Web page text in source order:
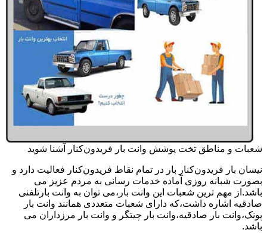
شعبات و مناطق تخت پوشش وانت بار فریدون‌کنار آشنا شوید
نیسان بار فریدون‌کنار بار در تمام نقاط فریدون‌کنار فعالیت دارد و
بصورت شبانه روزی آماده خدمات رسانی به مردم عزیز می
باشد.از مهم ترین شعبات این وانت بار،می توان به وانت بارتلفنی
صادقیه اشاره داشت،که دارای شعبات متعددی همانند وانت بار
پونک،وانت بار صادقیه،وانت بار چیتگر و وانت بار مرزداران می
باشد.